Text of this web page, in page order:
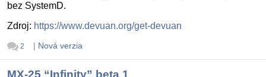
bez SystemD.
Zdroj: https://www.devuan.org/get-devuan
2 | Nová verzia